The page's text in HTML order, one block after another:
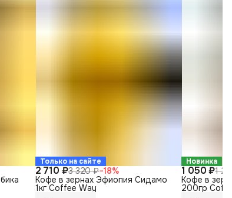
Только на сайте
2 710 ₽3 320 ₽−18%
Кофе в зернах Эфиопия Сидамо
1кг Coffee Way
Новинка
1 050 ₽1
Кофе в
200гр